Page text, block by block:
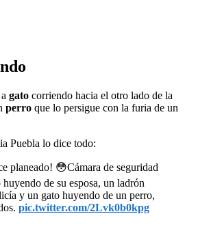
gato corriendo hacia el otro lado de la
perro que lo persigue con la furia de un
Puebla lo dice todo:
planeado! 😳Cámara de seguridad
de su esposa, un ladrón
y un gato huyendo de un perro,
pic.twitter.com/2Lvk0b0kpg